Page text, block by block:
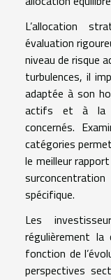
L’allocation
évaluation
niveau de risque
turbulences, il
adaptée à son
actifs et à la
concernés.
catégories
le meilleur
spécifique.
Les
régulièrement
fonction de
perspectives